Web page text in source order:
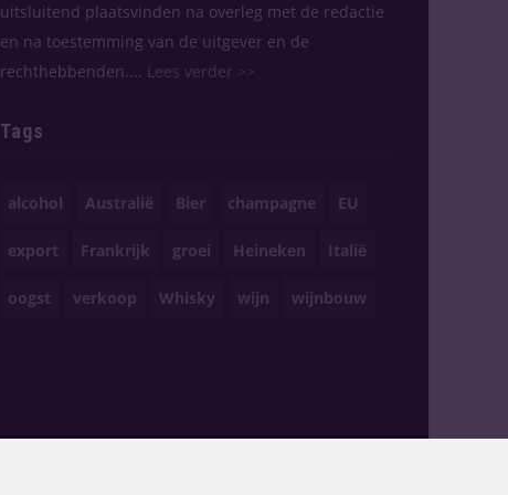
uitsluitend plaatsvinden na overleg met de redactie
en na toestemming van de uitgever en de
rechthebbenden.... Lees verder >>
Tags
alcohol Australië Bier champagne EU
export Frankrijk groei Heineken Italië
oogst verkoop Whisky wijn wijnbouw